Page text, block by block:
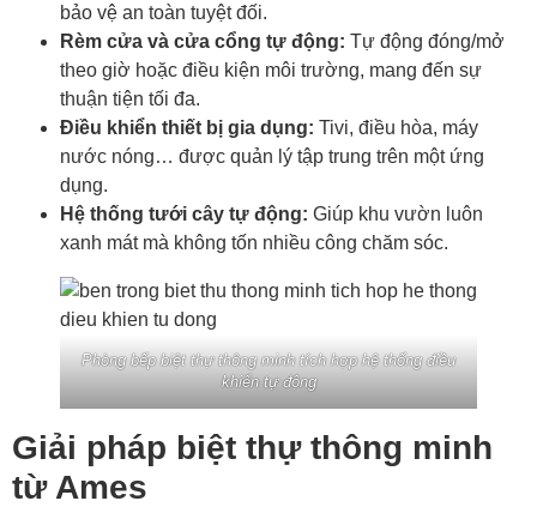
bảo vệ an toàn tuyệt đối.
Rèm cửa và cửa cổng tự động: Tự động đóng/mở
theo giờ hoặc điều kiện môi trường, mang đến sự
thuận tiện tối đa.
Điều khiển thiết bị gia dụng: Tivi, điều hòa, máy
nước nóng… được quản lý tập trung trên một ứng
dụng.
Hệ thống tưới cây tự động: Giúp khu vườn luôn
xanh mát mà không tốn nhiều công chăm sóc.
Phòng bếp biệt thự thông minh tích hợp hệ thống điều
khiển tự động
Giải pháp biệt thự thông minh
từ Ames